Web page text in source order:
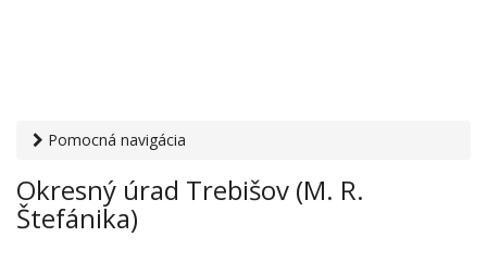
Pomocná navigácia
úrad Trebišov (M. R. Štefánika)
Okresný úrad Trebišov (M. R.
Štefánika)